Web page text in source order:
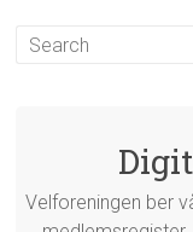
Velforeningen ber